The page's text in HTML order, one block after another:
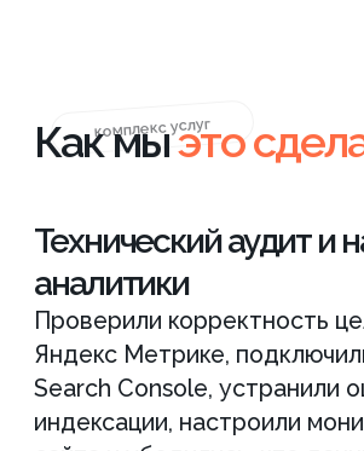
Внешняя оптимизация
После усиления внутренней базы
профиль и контролировали индексацию
фундаментов развивается за счет
системной работы и регулярного
размещения контента и ссылок, где
результат формируется через
комплексное усиление сайта, контента и
структуры.